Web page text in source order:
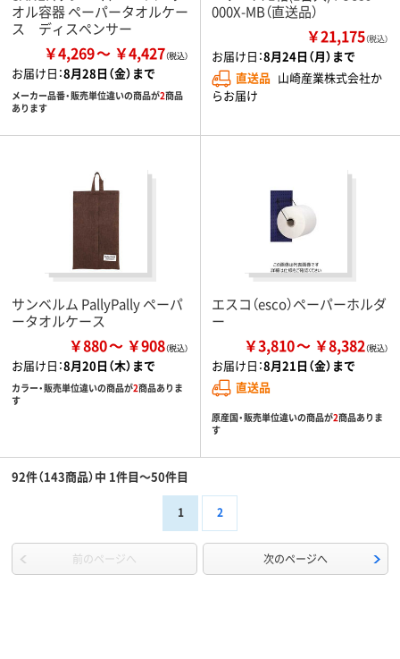
オル容器 ペーパータオルケー
ス ディスペンサー
￥4,269 ￥4,427
お届け日：8月28日（金）まで
メーカー品番・販売単位違いの商品が2商品
あります
000X-MB（直送品）
￥21,175（税込）
お届け日：8月24日（月）まで
直送品 山崎産業株式会社か
らお届け
サンベルム PallyPally ペーパ
ータオルケース
￥880 ￥908
お届け日：8月20日（木）まで
カラー・販売単位違いの商品が2商品ありま
す
エスコ（esco）ペーパーホルダ
ー
￥3,810 ￥8,382
お届け日：8月21日（金）まで
直送品
原産国・販売単位違いの商品が2商品ありま
す
92件（143商品）中 1件目～50件目
1 2
前のページへ 次のページへ